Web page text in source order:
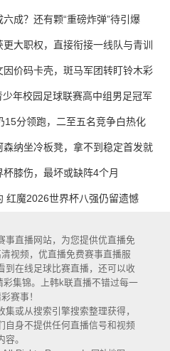
成？还有颗“重磅炸弹”待引爆
大职权，直接衔接一线队与青训
价码卡壳，斑马军团转盯铃木彩
年校园足球联赛高中组男足冠军
15分领跑，二至五名竞争白热化
纳坐冷板凳，拿不到稳定首发就
膝伤，最坏或缺阵4个月
红魔2026世界杯八强仍留遗憾
事直播网站，为您提供优直播免
视频，优直播免费赛事直播服
到在线足球比赛直播，还可以收
集锦。上韩k联直播不错过每一
赛事！
或从搜索引擎搜索整理获得，
自身不提供任何直播信号和视频
容。